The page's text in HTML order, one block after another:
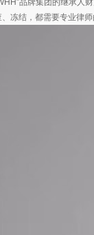
品牌集团的继承人
、冻结，都需要专业律